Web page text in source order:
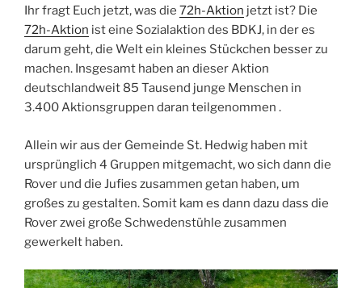
Ihr fragt Euch jetzt, was die 72h-Aktion jetzt ist? Die
72h-Aktion ist eine Sozialaktion des BDKJ, in der es
darum geht, die Welt ein kleines Stückchen besser zu
machen. Insgesamt haben an dieser Aktion
deutschlandweit 85 Tausend junge Menschen in
3.400 Aktionsgruppen daran teilgenommen .
Allein wir aus der Gemeinde St. Hedwig haben mit
ursprünglich 4 Gruppen mitgemacht, wo sich dann die
Rover und die Jufies zusammen getan haben, um
großes zu gestalten. Somit kam es dann dazu dass die
Rover zwei große Schwedenstühle zusammen
gewerkelt haben.